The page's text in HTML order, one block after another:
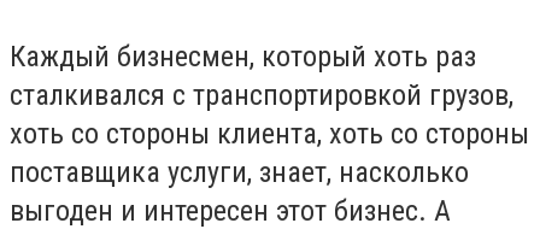
Каждый бизнесмен, который хоть раз
сталкивался с транспортировкой грузов,
хоть со стороны клиента, хоть со стороны
поставщика услуги, знает, насколько
выгоден и интересен этот бизнес. А